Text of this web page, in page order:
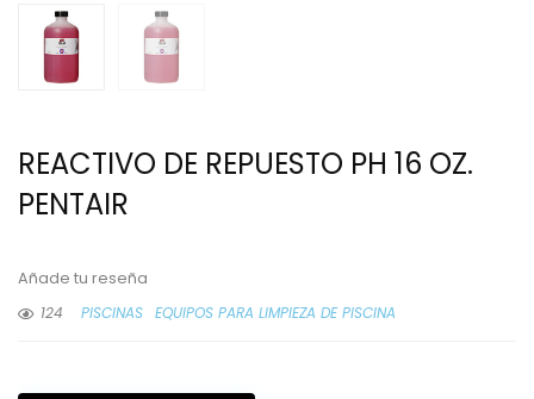
REACTIVO DE REPUESTO PH 16 OZ.
PENTAIR
Añade tu reseña
124
PISCINAS EQUIPOS PARA LIMPIEZA DE PISCINA